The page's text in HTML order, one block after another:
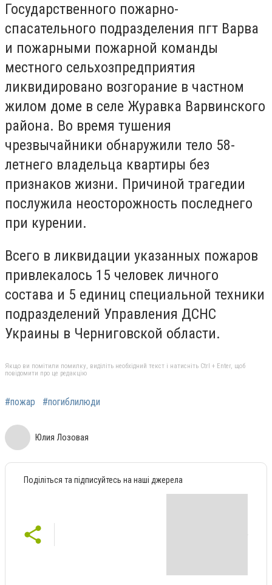
Государственного пожарно-
спасательного подразделения пгт Варва
и пожарными пожарной команды
местного сельхозпредприятия
ликвидировано возгорание в частном
жилом доме в селе Журавка Варвинского
района. Во время тушения
чрезвычайники обнаружили тело 58-
летнего владельца квартиры без
признаков жизни. Причиной трагедии
послужила неосторожность последнего
при курении.
Всего в ликвидации указанных пожаров
привлекалось 15 человек личного
состава и 5 единиц специальной техники
подразделений Управления ДСНС
Украины в Черниговской области.
Якщо ви помітили помилку, виділіть необхідний текст і натисніть Ctrl + Enter, щоб
повідомити про це редакцію
#пожар #погиблилюди
Юлия Лозовая
Поділіться та підписуйтесь на наші джерела